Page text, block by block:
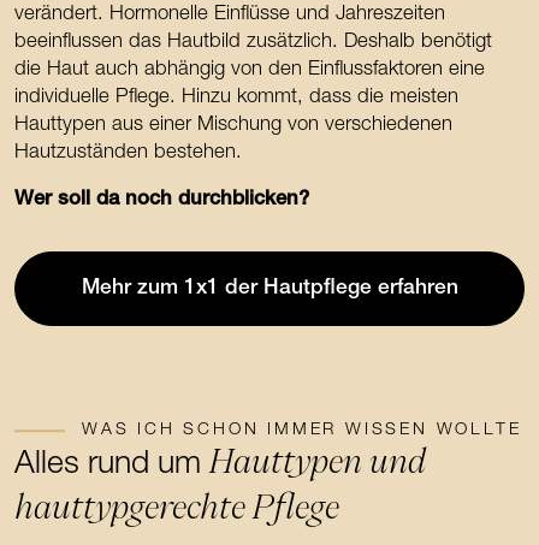
verändert. Hormonelle Einflüsse und Jahreszeiten
beeinflussen das Hautbild zusätzlich. Deshalb benötigt
die Haut auch abhängig von den Einflussfaktoren eine
individuelle Pflege. Hinzu kommt, dass die meisten
Hauttypen aus einer Mischung von verschiedenen
Hautzuständen bestehen.
Wer soll da noch durchblicken?
Mehr zum 1x1 der Hautpflege erfahren
WAS ICH SCHON IMMER WISSEN WOLLTE
Alles rund umHauttypen und
hauttypgerechte Pflege